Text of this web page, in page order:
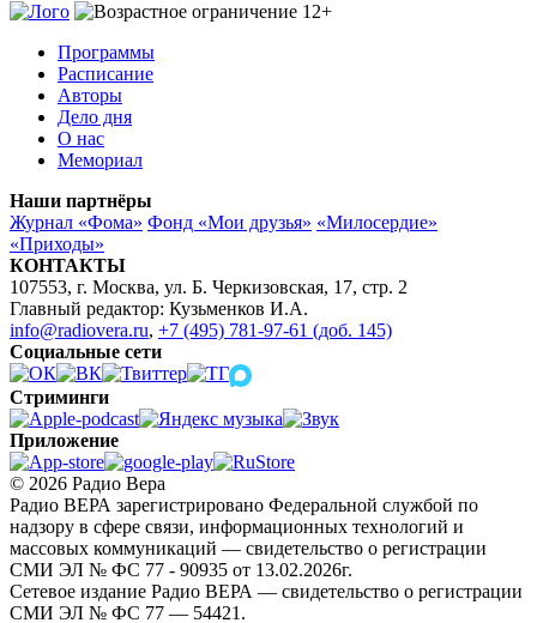
Программы
Расписание
Авторы
Дело дня
О нас
Мемориал
Наши партнёры
Журнал «Фома» Фонд «Мои друзья» «Милосердие»
«Приходы»
КОНТАКТЫ
107553, г. Москва, ул. Б. Черкизовская, 17, стр. 2
Главный редактор: Кузьменков И.А.
info@radiovera.ru, +7 (495) 781-97-61 (доб. 145)
Социальные сети
Стриминги
Приложение
© 2026 Радио Вера
Радио ВЕРА зарегистрировано Федеральной службой по
надзору в сфере связи, информационных технологий и
массовых коммуникаций — свидетельство о регистрации
СМИ ЭЛ № ФС 77 - 90935 от 13.02.2026г.
Сетевое издание Радио ВЕРА — свидетельство о регистрации
СМИ ЭЛ № ФС 77 — 54421.